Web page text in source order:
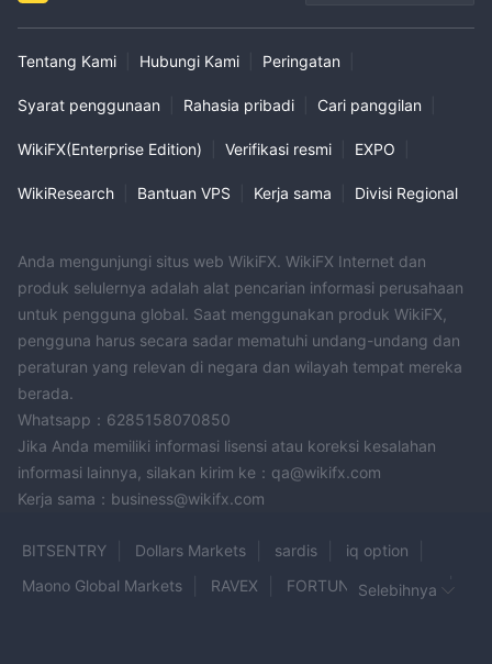
Tentang Kami Hubungi Kami Peringatan
Syarat penggunaan Rahasia pribadi Cari panggilan
WikiFX(Enterprise Edition) Verifikasi resmi EXPO
WikiResearch Bantuan VPS Kerja sama Divisi Regional
Anda mengunjungi situs web WikiFX. WikiFX Internet dan
produk selulernya adalah alat pencarian informasi perusahaan
untuk pengguna global. Saat menggunakan produk WikiFX,
pengguna harus secara sadar mematuhi undang-undang dan
peraturan yang relevan di negara dan wilayah tempat mereka
berada.
Whatsapp：6285158070850
Jika Anda memiliki informasi lisensi atau koreksi kesalahan
informasi lainnya, silakan kirim ke：qa@wikifx.com
Kerja sama：business@wikifx.com
BITSENTRY Dollars Markets sardis
iq option
Maono Global Markets
RAVEX
FORTUNO MARKETS
Selebihnya